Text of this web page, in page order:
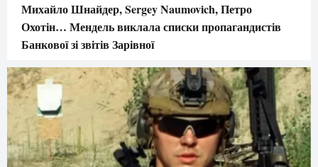
Михайло Шнайдер, Sergey Naumovich, Петро
Охотін… Мендель виклала списки пропагандистів
Банкової зі звітів Зарівної